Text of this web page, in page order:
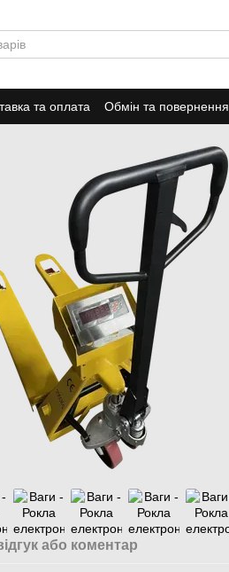
та оплата Обмін та повернення
або коментар